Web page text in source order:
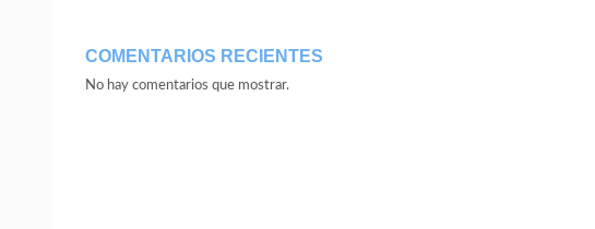
COMENTARIOS RECIENTES
No hay comentarios que mostrar.